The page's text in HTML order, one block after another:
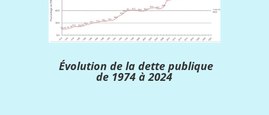
Évolution de la dette publique
de 1974 à 2024